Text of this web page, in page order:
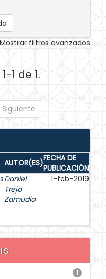
Mostrar filtros avanzados
1 de 1.
Siguiente
AUTOR(ES)FECHA DE
PUBLICACIÓN
Daniel
Trejo
Zamudio
1-feb-2019
1